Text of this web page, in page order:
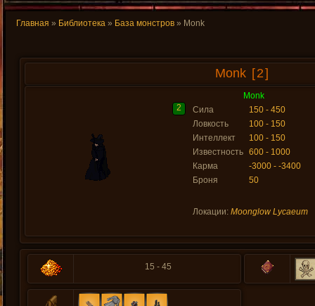
Главная » Библиотека » База монстров » Monk
Monk [2]
2
Monk
Сила
150 - 450
Ловкость
100 - 150
Интеллект
100 - 150
Известность 600 - 1000
Карма
-3000 - -3400
Броня
50
Локации: Moonglow Lycaeum
15 - 45